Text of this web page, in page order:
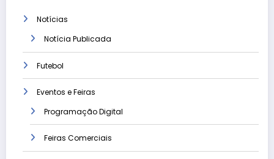
Notícias
Notícia Publicada
Futebol
Eventos e Feiras
Programação Digital
Feiras Comerciais